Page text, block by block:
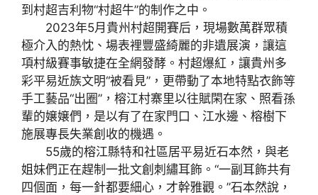
到村超吉利物“村超牛”的制作之中。
2023年5月貴州村超開賽后，現場數萬群眾積
極介入的熱忱、場表裡豐盛綺麗的非遺展演，讓這
項村級賽事敏捷在全網發酵。村超爆紅，讓貴州多
彩平易近族文明“被看見”，更帶動了本地特點衣飾等
手工藝品“出圈”，榕江村寨里以往賦閑在家、照看孫
輩的嬢嬢們，是以有了在家門口、江水邊、榕樹下
施展專長失業創收的機遇。
55歲的榕江縣特和社區居平易近石本然，與老
姐妹們正在趕制一批文創刺繡耳飾。“一副耳飾共有
四個面，每一針都要細心，才幹雅觀。”石本然說，